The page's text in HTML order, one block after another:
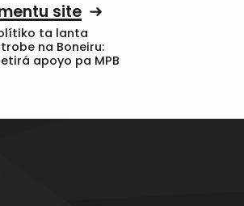
site
ta lanta
na Boneiru:
apoyo pa MPB